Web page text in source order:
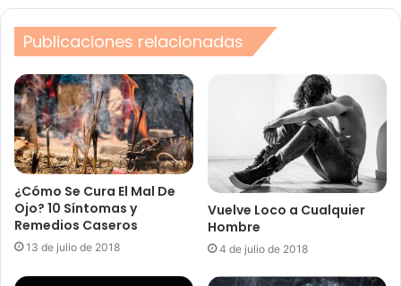
Publicaciones relacionadas
¿Cómo Se Cura El Mal De
Ojo? 10 Síntomas y
Remedios Caseros
13 de julio de 2018
Vuelve Loco a Cualquier
Hombre
4 de julio de 2018